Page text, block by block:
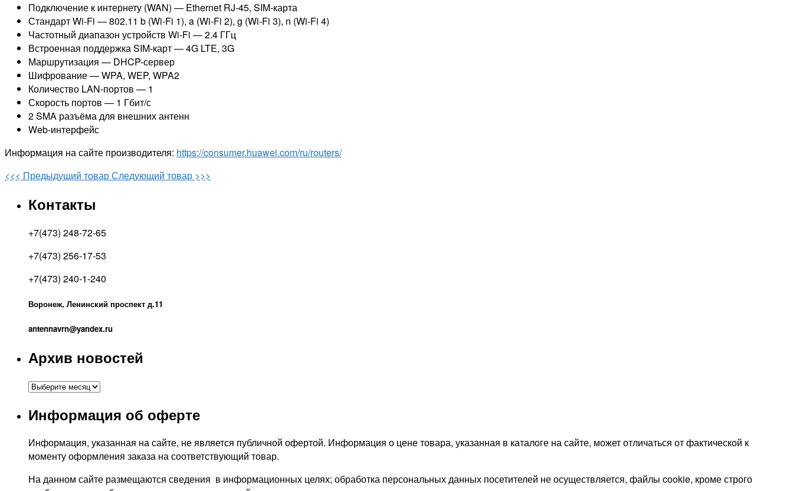
Подключение к интернету (WAN) — Ethernet RJ-45, SIM-карта
Стандарт Wi-Fi — 802.11 b (Wi-Fi 1), a (Wi-Fi 2), g (Wi-Fi 3), n (Wi-Fi 4)
Частотный диапазон устройств Wi-Fi — 2.4 ГГц
Встроенная поддержка SIM-карт — 4G LTE, 3G
Маршрутизация — DHCP-сервер
Шифрование — WPA, WEP, WPA2
Количество LAN-портов — 1
Скорость портов — 1 Гбит/с
2 SMA разъёма для внешних антенн
Web-интерфейс
Информация на сайте производителя: https://consumer.huawei.com/ru/routers/
<<< Предыдущий товарСледующий товар >>>
Контакты
+7(473) 248-72-65
+7(473) 256-17-53
+7(473) 240-1-240
Воронеж, Ленинский проспект д.11
antennavrn@yandex.ru
Архив новостей
Архив
Информация об оферте
Информация, указанная на сайте, не является публичной офертой. Информация о цене товара, указанная в каталоге на сайте, может отличаться от фактической к
моменту оформления заказа на соответствующий товар.
На данном сайте размещаются сведения в информационных целях; обработка персональных данных посетителей не осуществляется, файлы cookie, кроме строго